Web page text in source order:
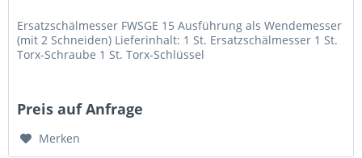
Ersatzschälmesser FWSGE 15 Ausführung als Wendemesser
(mit 2 Schneiden) Lieferinhalt: 1 St. Ersatzschälmesser 1 St.
Torx-Schraube 1 St. Torx-Schlüssel
Preis auf Anfrage
Merken